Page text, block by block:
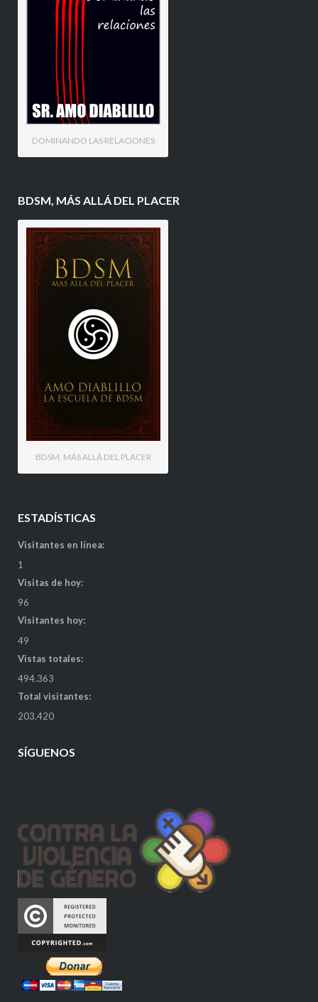
DOMINANDO LAS RELACIONES
BDSM, MÁS ALLÁ DEL PLACER
BDSM, MÁS ALLÁ DEL PLACER
ESTADÍSTICAS
Visitantes en línea:
1
Visitas de hoy:
96
Visitantes hoy:
49
Vistas totales:
494.363
Total visitantes:
203.420
SÍGUENOS